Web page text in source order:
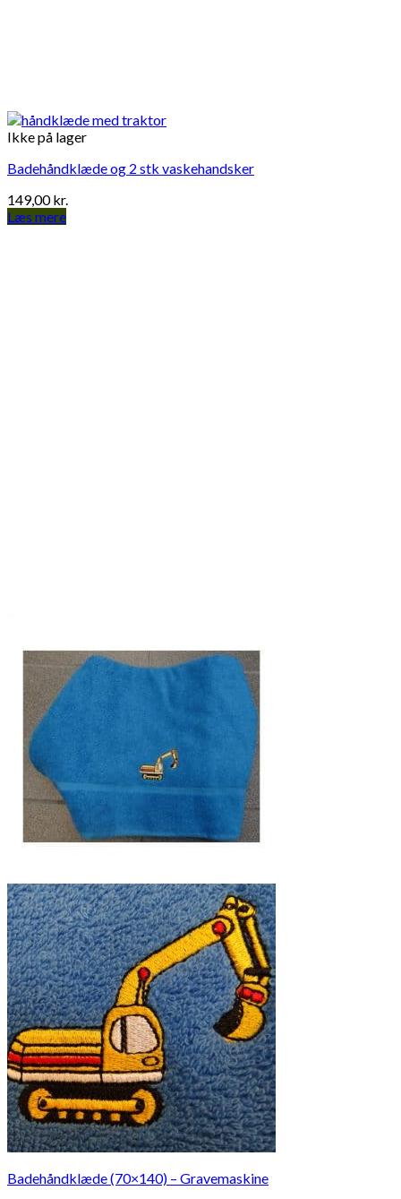
Ikke på lager
Badehåndklæde og 2 stk vaskehandsker
149,00kr.
Læs mere
Badehåndklæde (70×140) – Gravemaskine